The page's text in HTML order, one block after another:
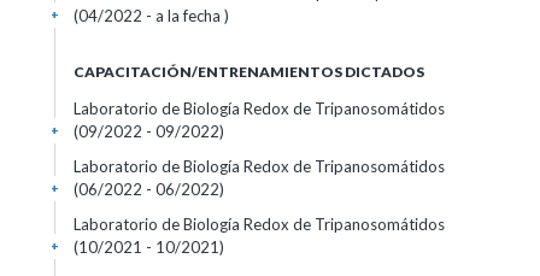
(04/2022 - a la fecha )
+
CAPACITACIÓN/ENTRENAMIENTOS DICTADOS
Laboratorio de Biología Redox de Tripanosomátidos
(09/2022 - 09/2022)
+
Laboratorio de Biología Redox de Tripanosomátidos
(06/2022 - 06/2022)
+
Laboratorio de Biología Redox de Tripanosomátidos
(10/2021 - 10/2021)
+